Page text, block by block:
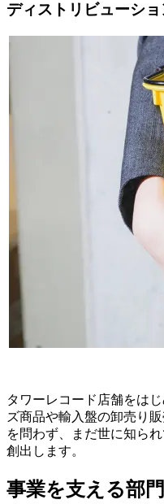
ディストリビューシ
タワーレコード店舗をは
ズ商品や輸入盤の卸売り
を問わず、まだ世に知ら
創出します。
事業を支える部門